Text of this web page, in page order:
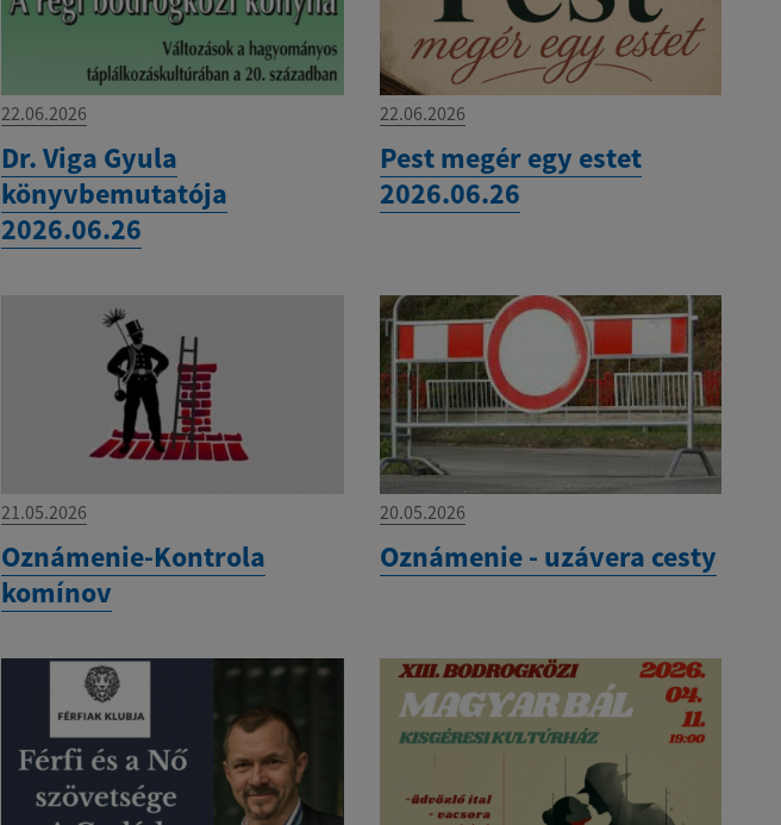
22.06.2026
Dr. Viga Gyula
könyvbemutatója
2026.06.26
22.06.2026
Pest megér egy estet
2026.06.26
21.05.2026
Oznámenie-Kontrola
komínov
20.05.2026
Oznámenie - uzávera cesty